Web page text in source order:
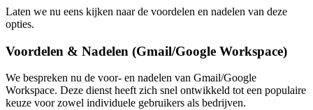
Laten we nu eens kijken naar de voordelen en nadelen van deze
opties.
Voordelen & Nadelen (Gmail/Google Workspace)
We bespreken nu de voor- en nadelen van Gmail/Google
Workspace. Deze dienst heeft zich snel ontwikkeld tot een populaire
keuze voor zowel individuele gebruikers als bedrijven.